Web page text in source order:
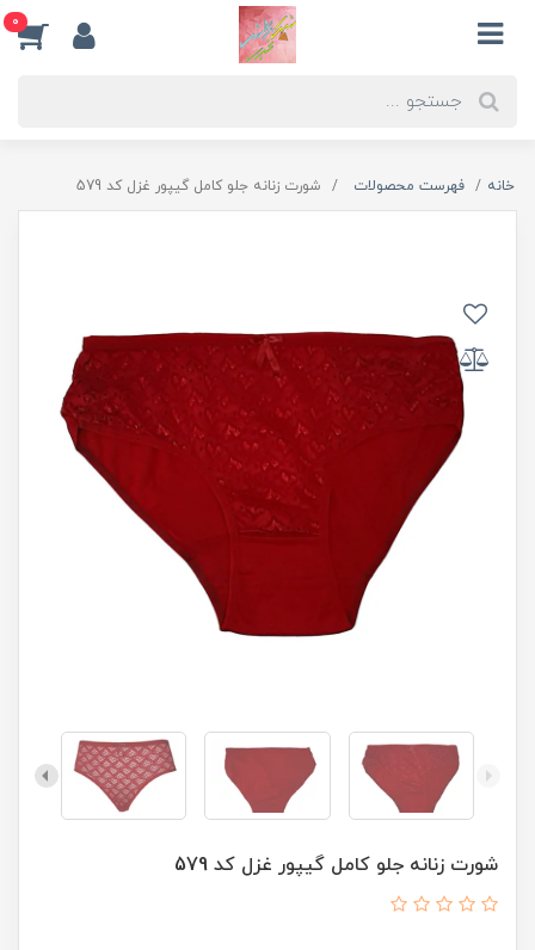
0
خانه فهرست محصولات شورت زنانه جلو کامل گیپور غزل کد 579
شورت زنانه جلو کامل گیپور غزل کد 579